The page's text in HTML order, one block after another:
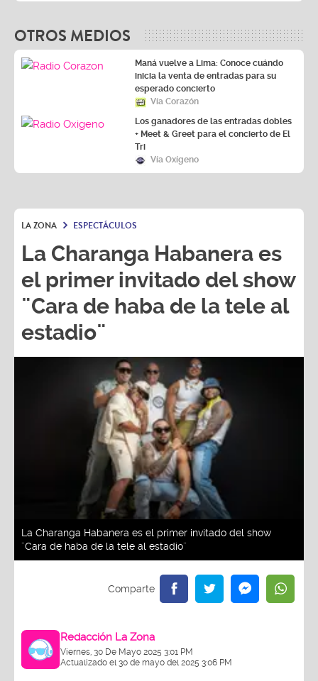
OTROS MEDIOS
Maná vuelve a Lima: Conoce cuándo
inicia la venta de entradas para su
esperado concierto
Vía Corazón
Los ganadores de las entradas dobles
+ Meet & Greet para el concierto de El
Tri
Vía Oxígeno
LA ZONA ESPECTÁCULOS
La Charanga Habanera es
el primer invitado del show
¨Cara de haba de la tele al
estadio¨
La Charanga Habanera es el primer invitado del show
¨Cara de haba de la tele al estadio¨
Redacción La Zona
Viernes, 30 De Mayo 2025 3:01 PM
Actualizado el 30 de mayo del 2025 3:06 PM